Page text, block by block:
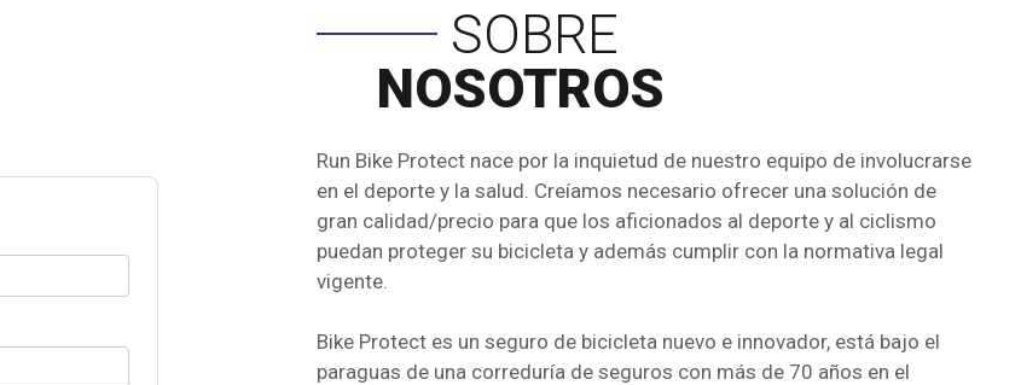
SOBRE
NOSOTROS
Run Bike Protect nace por la inquietud de nuestro equipo de involucrarse
en el deporte y la salud. Creíamos necesario ofrecer una solución de
gran calidad/precio para que los aficionados al deporte y al ciclismo
puedan proteger su bicicleta y además cumplir con la normativa legal
vigente.
Bike Protect es un seguro de bicicleta nuevo e innovador, está bajo el
paraguas de una correduría de seguros con más de 70 años en el